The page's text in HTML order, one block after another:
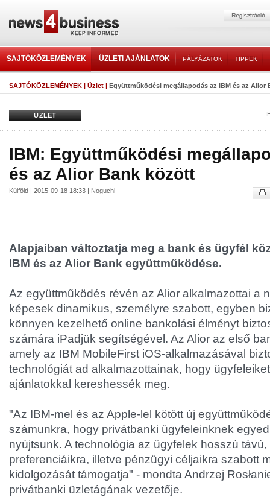
SAJTÓKÖZLEMÉNYEK ÜZLETI AJÁNLATOK PÁLYÁZATOK TIPPEK
SAJTÓKÖZLEMÉNYEK | Üzlet | Együttműködési megállapodás az IBM és az Alior
ÜZLET
IBM: Együttműködési
és az Alior Bank között
Külföld | 2015-09-18 18:33 | Noguchi
Alapjaiban változtatja meg a bank és ügyfél
IBM és az Alior Bank együttműködése.
Az együttműködés révén az Alior alkalmazottai a
képesek dinamikus, személyre szabott, egyben
könnyen kezelhető online bankolási élményt
számára iPadjük segítségével. Az Alior az első
amely az IBM MobileFirst iOS-alkalmazásával
technológiát ad alkalmazottainak, hogy
ajánlatokkal kereshessék meg.
"Az IBM-mel és az Apple-lel kötött új
számunkra, hogy privátbanki ügyfeleinknek
nyújtsunk. A technológia az ügyfelek hosszú
preferenciáikra, illetve pénzügyi céljaikra szabott
kidolgozását támogatja" - mondta Andrzej
privátbanki üzletágának vezetője.